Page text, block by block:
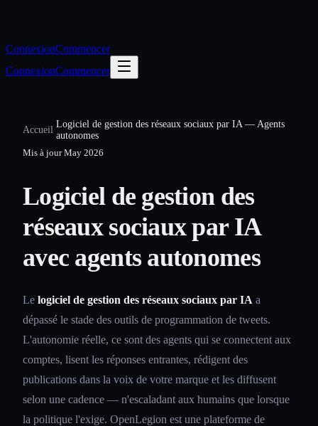
ConnexionCommencer
ConnexionCommencer
Accueil/
Logiciel de gestion des réseaux sociaux par IA — Agents
autonomes
Mis à jourMay 2026
Logiciel de gestion des
réseaux sociaux par IA
avec agents autonomes
Le logiciel de gestion des réseaux sociaux par IA a
dépassé le stade des outils de programmation de tweets.
L'autonomie réelle, ce sont des agents qui se connectent aux
comptes, lisent les réponses entrantes, rédigent des
publications dans la voix de votre marque et les diffusent
selon une cadence — n'escaladant aux humains que lorsque
la politique l'exige. OpenLegion est une plateforme de